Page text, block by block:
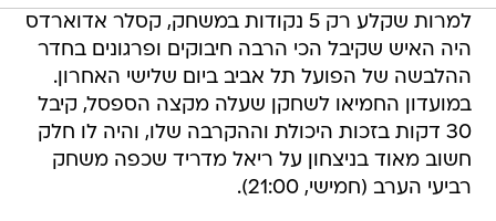
למרות שקלע רק 5 נקודות במשחק, קסלר אדוארדס
היה האיש שקיבל הכי הרבה חיבוקים ופרגונים בחדר
ההלבשה של הפועל תל אביב ביום שלישי האחרון.
במועדון החמיאו לשחקן שעלה מקצה הספסל, קיבל
30 דקות בזכות היכולת וההקרבה שלו, והיה לו חלק
חשוב מאוד בניצחון על ריאל מדריד שכפה משחק
רביעי הערב (חמישי, 21:00).